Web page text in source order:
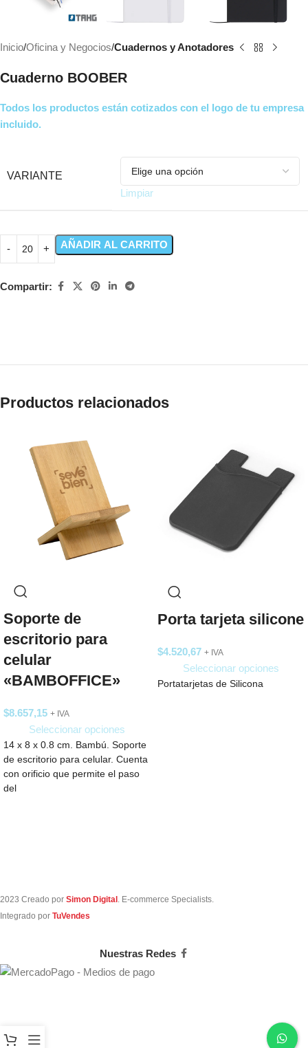
Inicio Oficina y Negocios Cuadernos y Anotadores
Cuaderno BOOBER
Todos los productos están cotizados con el logo de tu empresa
incluido.
VARIANTE
Limpiar
AÑADIR AL CARRITO
Compartir:
Productos relacionados
Soporte de
escritorio para
celular
«BAMBOFFICE»
$8.657,15 + IVA
Seleccionar opciones
14 x 8 x 0.8 cm. Bambú. Soporte
de escritorio para celular. Cuenta
con orificio que permite el paso
del
Porta tarjeta silicone
$4.520,67 + IVA
Seleccionar opciones
Portatarjetas de Silicona
2023 Creado por Simon Digital . E-commerce Specialists.
Integrado por TuVendes
Nuestras Redes